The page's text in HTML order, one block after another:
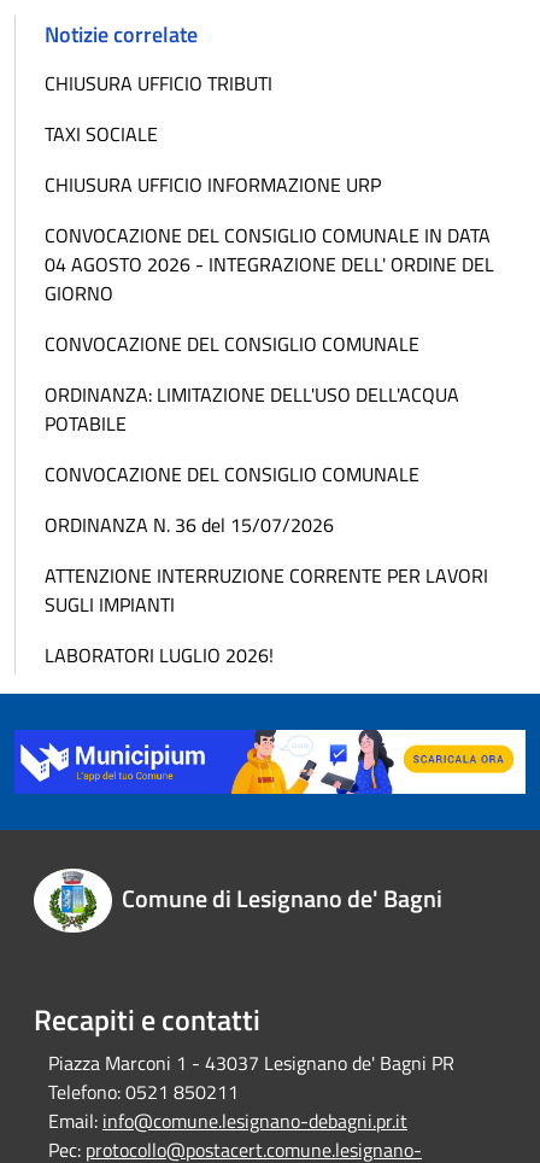
Notizie correlate
CHIUSURA UFFICIO TRIBUTI
TAXI SOCIALE
CHIUSURA UFFICIO INFORMAZIONE URP
CONVOCAZIONE DEL CONSIGLIO COMUNALE IN DATA
04 AGOSTO 2026 - INTEGRAZIONE DELL' ORDINE DEL
GIORNO
CONVOCAZIONE DEL CONSIGLIO COMUNALE
ORDINANZA: LIMITAZIONE DELL'USO DELL'ACQUA
POTABILE
CONVOCAZIONE DEL CONSIGLIO COMUNALE
ORDINANZA N. 36 del 15/07/2026
ATTENZIONE INTERRUZIONE CORRENTE PER LAVORI
SUGLI IMPIANTI
LABORATORI LUGLIO 2026!
Comune di Lesignano de' Bagni
Recapiti e contatti
Piazza Marconi 1 - 43037 Lesignano de' Bagni PR
Telefono:0521 850211
Email: info@comune.lesignano-debagni.pr.it
Pec: protocollo@postacert.comune.lesignano-